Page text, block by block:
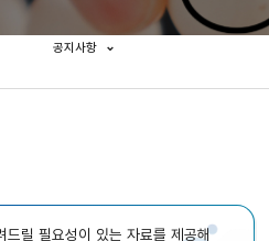
공지사항
드릴 필요성이 있는 자료를 제공해